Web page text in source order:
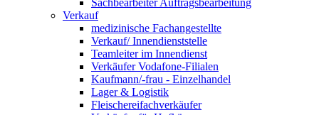
Verkauf
medizinische Fachangestellte
Verkauf/ Innendienststelle
Teamleiter im Innendienst
Verkäufer Vodafone-Filialen
Kaufmann/-frau - Einzelhandel
Lager & Logistik
Fleischereifachverkäufer